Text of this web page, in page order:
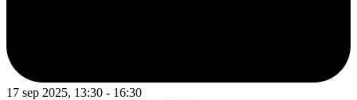
17 sep 2025, 13:30 - 16:30